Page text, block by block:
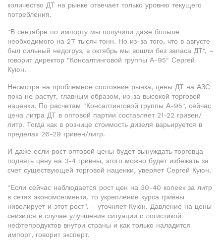
количество ДТ на рынке отвечает только уровню текущего
потребления.
"В сентябре по импорту мы получили даже больше
необходимого на 27 тысяч тонн. Но из-за того, что в августе
был сильный недогруз, в октябрь мы вошли без запаса ДТ", –
говорит директор "Консалтинговой группы А-95" Сергей
Куюн.
Несмотря на проблемное состояние рынка, цены ДТ на АЗС
пока не растут, главным образом, из-за высокой торговой
наценки. По расчетам "Консалтинговой группы А-95", сейчас
цена литра ДТ в оптовой партии составляет 21-22 гривен/
литр. Тогда как в рознице стоимость дизеля варьируется в
пределах 26-29 гривен/литр.
И даже если рост оптовой цены будет вынуждать торговца
поднять цену на 3-4 гривны, этого можно будет избежать за
счет существующей торговой наценки, уверяет Сергей Куюн.
"Если сейчас наблюдается рост цен на 30-40 копеек за литр
в сетях экономсегмента, то укрепление курса гривны
нивелирует и этот рост", – уточняет Куюн. Давление на цены
снизится в случае улучшения ситуации с логистикой
нефтепродуктов внутри страны и как только наладится
импорт, говорит эксперт.